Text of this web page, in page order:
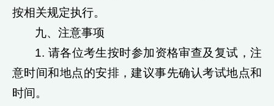
按相关规定执行。
九、注意事项
1. 请各位考生按时参加资格审查及复试，注
意时间和地点的安排，建议事先确认考试地点和
时间。